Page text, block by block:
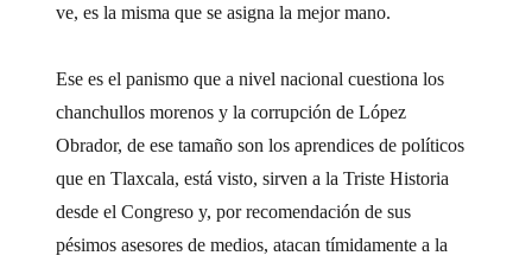
ve, es la misma que se asigna la mejor mano.
Ese es el panismo que a nivel nacional cuestiona los
chanchullos morenos y la corrupción de López
Obrador, de ese tamaño son los aprendices de políticos
que en Tlaxcala, está visto, sirven a la Triste Historia
desde el Congreso y, por recomendación de sus
pésimos asesores de medios, atacan tímidamente a la